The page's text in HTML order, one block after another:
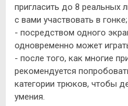
пригласить до 8 реальных
с вами участвовать в гонке;
- посредством одного
одновременно может
- после того, как многие
рекомендуется
категории трюков, чтобы
умения.